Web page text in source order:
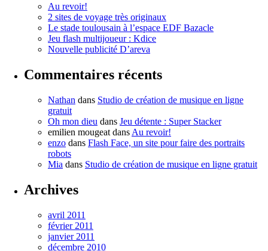
Au revoir!
2 sites de voyage très originaux
Le stade toulousain à l’espace EDF Bazacle
Jeu flash multijoueur : Kdice
Nouvelle publicité D’areva
Commentaires récents
Nathan dans Studio de création de musique en ligne
gratuit
Oh mon dieu dans Jeu détente : Super Stacker
emilien mougeat dans Au revoir!
enzo dans Flash Face, un site pour faire des portraits
robots
Mia dans Studio de création de musique en ligne gratuit
Archives
avril 2011
février 2011
janvier 2011
décembre 2010